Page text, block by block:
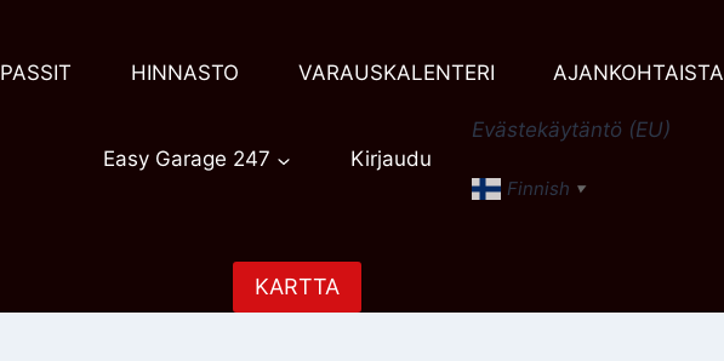
PASSIT HINNASTO VARAUSKALENTERI AJANKOHTAISTA
Easy Garage 247 Kirjaudu
Evästekäytäntö (EU)
Finnish ▼
KARTTA